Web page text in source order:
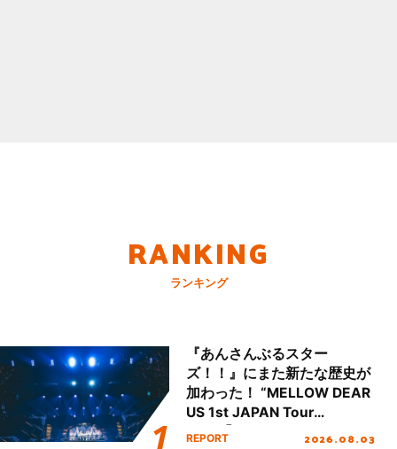
RANKING
ランキング
『あんさんぶるスター
ズ！！』にまた新たな歴史が
加わった！ “MELLOW DEAR
US 1st JAPAN Tour
Final「NICE to meet YOU
REPORT 2026.08.03